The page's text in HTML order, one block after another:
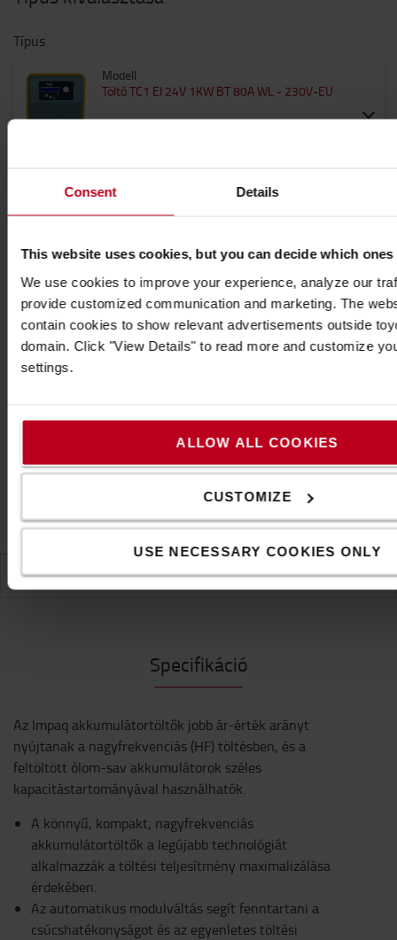
Consent Details
This website uses cookies, but you can decide which ones
We use cookies to improve your experience, analyze our
provide customized communication and marketing. The
contain cookies to show relevant advertisements outside
domain. Click "View Details" to read more and customize
settings.
ALLOW ALL COOKIES
CUSTOMIZE
USE NECESSARY COOKIES ONLY
Típus
Modell
Töltő TC1 EI 24V 1KW BT 80A WL - 230V-EU
Mennyiség
166 396 Ft
166 396 Ft / darabonként
Áfa nélküli árak
Ingyenes szállítás!
SPECIFIKÁCIÓ
Specifikáció
Az Impaq akkumulátortöltők jobb ár-érték arányt
nyújtanak a nagyfrekvenciás (HF) töltésben, és a
feltöltött ólom-sav akkumulátorok széles
kapacitástartományával használhatók.
A könnyű, kompakt, nagyfrekvenciás
akkumulátortöltők a legújabb technológiát
alkalmazzák a töltési teljesítmény maximalizálása
érdekében.
Az automatikus modulváltás segít fenntartani a
csúcshatékonyságot és az egyenletes töltési